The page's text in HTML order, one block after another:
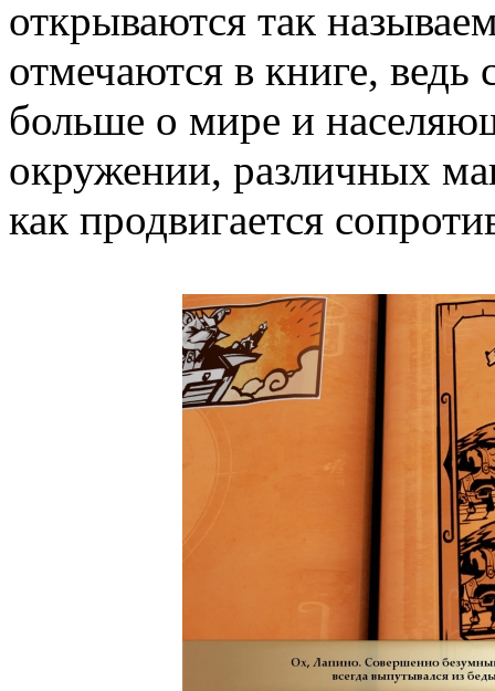
открываются так
отмечаются в книге,
больше о мире и
окружении, различных
как продвигается